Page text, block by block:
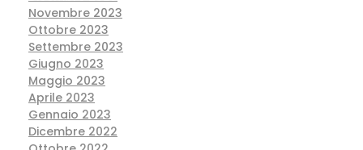
Novembre 2023
Ottobre 2023
Settembre 2023
Giugno 2023
Maggio 2023
Aprile 2023
Gennaio 2023
Dicembre 2022